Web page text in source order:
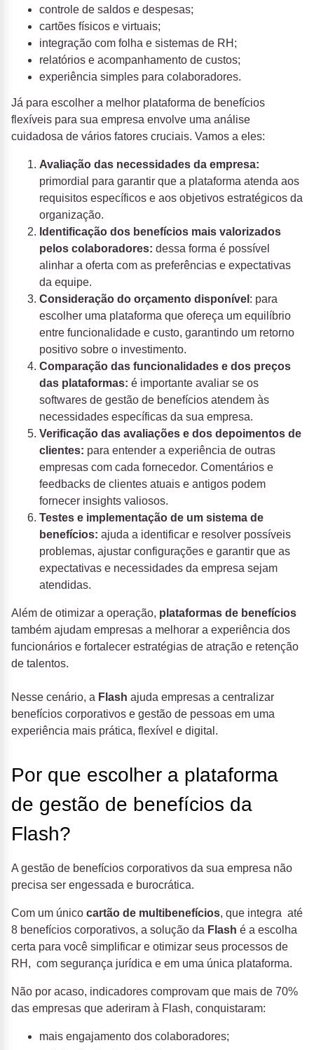
controle de saldos e despesas;
cartões físicos e virtuais;
integração com folha e sistemas de RH;
relatórios e acompanhamento de custos;
experiência simples para colaboradores.
Já para escolher a melhor plataforma de benefícios
flexíveis para sua empresa envolve uma análise
cuidadosa de vários fatores cruciais. Vamos a eles:
Avaliação das necessidades da empresa:
primordial para garantir que a plataforma atenda aos
requisitos específicos e aos objetivos estratégicos da
organização.
Identificação dos benefícios mais valorizados
pelos colaboradores: dessa forma é possível
alinhar a oferta com as preferências e expectativas
da equipe.
Consideração do orçamento disponível : para
escolher uma plataforma que ofereça um equilíbrio
entre funcionalidade e custo, garantindo um retorno
positivo sobre o investimento.
Comparação das funcionalidades e dos preços
das plataformas: é importante avaliar se os
softwares de gestão de benefícios atendem às
necessidades específicas da sua empresa.
Verificação das avaliações e dos depoimentos de
clientes: para entender a experiência de outras
empresas com cada fornecedor. Comentários e
feedbacks de clientes atuais e antigos podem
fornecer insights valiosos.
Testes e implementação de um sistema de
benefícios: ajuda a identificar e resolver possíveis
problemas, ajustar configurações e garantir que as
expectativas e necessidades da empresa sejam
atendidas.
Além de otimizar a operação, plataformas de benefícios
também ajudam empresas a melhorar a experiência dos
funcionários e fortalecer estratégias de atração e retenção
de talentos.
Nesse cenário, a Flash ajuda empresas a centralizar
benefícios corporativos e gestão de pessoas em uma
experiência mais prática, flexível e digital.
Por que escolher a plataforma
de gestão de benefícios da
Flash?
A gestão de benefícios corporativos da sua empresa não
precisa ser engessada e burocrática.
Com um único cartão de multibenefícios, que integra até
8 benefícios corporativos, a solução da Flash é a escolha
certa para você simplificar e otimizar seus processos de
RH, com segurança jurídica e em uma única plataforma.
Não por acaso, indicadores comprovam que mais de 70%
das empresas que aderiram à Flash, conquistaram:
mais engajamento dos colaboradores;